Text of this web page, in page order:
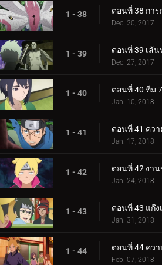
1 - 38
Dec. 20, 2017
1 - 39
Dec. 27, 2017
1 - 40 ตอนที่ 40 ทีม
Jan. 10, 2018
1 - 41
Jan. 17, 2018
1 - 42 ตอนที่ 42 งา
Jan. 24, 2018
1 - 43 ตอนที่ 43 แก๊
Jan. 31, 2018
1 - 44 ตอนที่ 44 คว
Feb. 07, 2018